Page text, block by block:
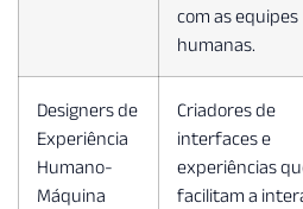
com as equipes
humanas.
Designers de
Experiência
Humano-
Máquina
Criadores de
interfaces e
experiências
facilitam a